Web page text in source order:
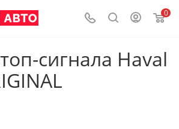
0
сигнала Haval